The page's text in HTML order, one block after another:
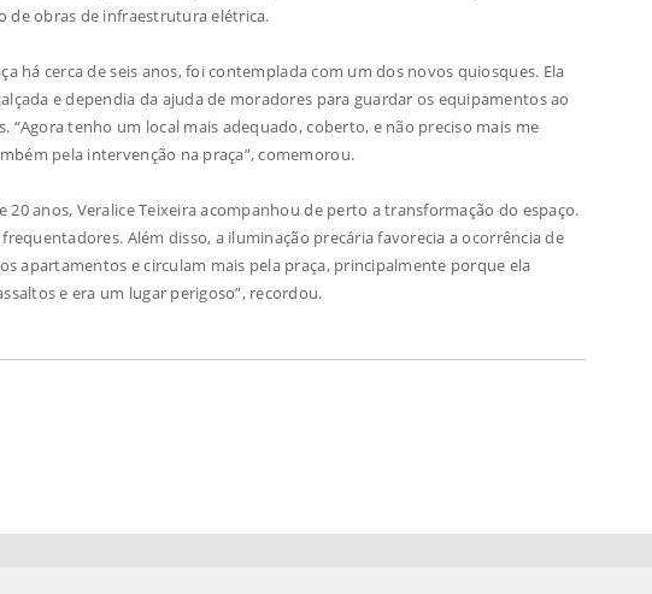
de obras de infraestrutura elétrica.
há cerca de seis anos, foi contemplada com um dos novos quiosques. Ela
e dependia da ajuda de moradores para guardar os equipamentos ao
“Agora tenho um local mais adequado, coberto, e não preciso mais me
pela intervenção na praça”, comemorou.
anos, Veralice Teixeira acompanhou de perto a transformação do espaço.
Além disso, a iluminação precária favorecia a ocorrência de
apartamentos e circulam mais pela praça, principalmente porque ela
e era um lugar perigoso”, recordou.